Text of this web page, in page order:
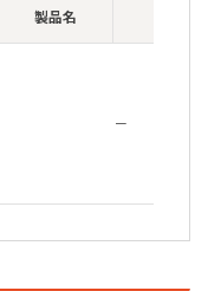
製品名
－